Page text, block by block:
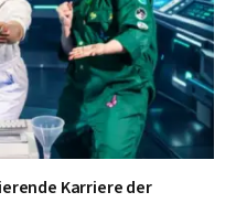
Karriere der